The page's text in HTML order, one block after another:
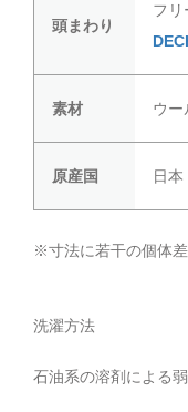
頭まわり
フリ
素材 ウー
原産国 日本
※寸法に若干の個体差
洗濯方法
石油系の溶剤による